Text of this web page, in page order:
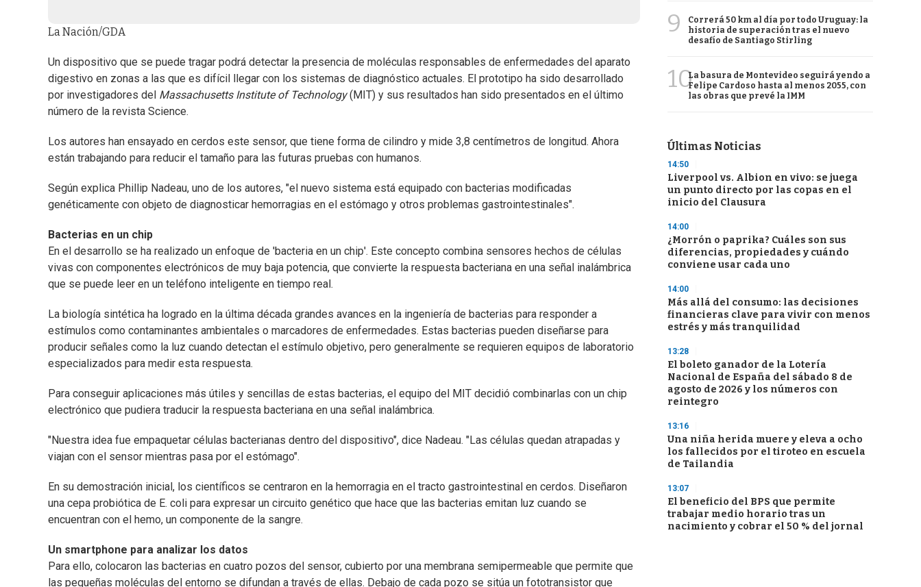
La Nación/GDA
Un dispositivo que se puede tragar podrá detectar la presencia de moléculas responsables de enfermedades del aparato
digestivo en zonas a las que es difícil llegar con los sistemas de diagnóstico actuales. El prototipo ha sido desarrollado
por investigadores del Massachusetts Institute of Technology(MIT) y sus resultados han sido presentados en el último
número de la revista Science.
Los autores han ensayado en cerdos este sensor, que tiene forma de cilindro y mide 3,8 centímetros de longitud. Ahora
están trabajando para reducir el tamaño para las futuras pruebas con humanos.
Según explica Phillip Nadeau, uno de los autores, "el nuevo sistema está equipado con bacterias modificadas
genéticamente con objeto de diagnosticar hemorragias en el estómago y otros problemas gastrointestinales".
Bacterias en un chip
En el desarrollo se ha realizado un enfoque de 'bacteria en un chip'. Este concepto combina sensores hechos de células
vivas con componentes electrónicos de muy baja potencia, que convierte la respuesta bacteriana en una señal inalámbrica
que se puede leer en un teléfono inteligente en tiempo real.
La biología sintética ha logrado en la última década grandes avances en la ingeniería de bacterias para responder a
estímulos como contaminantes ambientales o marcadores de enfermedades. Estas bacterias pueden diseñarse para
producir señales como la luz cuando detectan el estímulo objetivo, pero generalmente se requieren equipos de laboratorio
especializados para medir esta respuesta.
Para conseguir aplicaciones más útiles y sencillas de estas bacterias, el equipo del MIT decidió combinarlas con un chip
electrónico que pudiera traducir la respuesta bacteriana en una señal inalámbrica.
"Nuestra idea fue empaquetar células bacterianas dentro del dispositivo", dice Nadeau. "Las células quedan atrapadas y
viajan con el sensor mientras pasa por el estómago".
En su demostración inicial, los científicos se centraron en la hemorragia en el tracto gastrointestinal en cerdos. Diseñaron
una cepa probiótica de E. coli para expresar un circuito genético que hace que las bacterias emitan luz cuando se
encuentran con el hemo, un componente de la sangre.
Un smartphone para analizar los datos
Para ello, colocaron las bacterias en cuatro pozos del sensor, cubierto por una membrana semipermeable que permite que
las pequeñas moléculas del entorno se difundan a través de ellas. Debajo de cada pozo se sitúa un fototransistor que
9
Correrá 50 km al día por todo Uruguay: la
historia de superación tras el nuevo
desafío de Santiago Stirling
10La basura de Montevideo seguirá yendo a
Felipe Cardoso hasta al menos 2055, con
las obras que prevé la IMM
Últimas Noticias
14:50
Liverpool vs. Albion en vivo: se juega
un punto directo por las copas en el
inicio del Clausura
14:00
¿Morrón o paprika? Cuáles son sus
diferencias, propiedades y cuándo
conviene usar cada uno
14:00
Más allá del consumo: las decisiones
financieras clave para vivir con menos
estrés y más tranquilidad
13:28
El boleto ganador de la Lotería
Nacional de España del sábado 8 de
agosto de 2026 y los números con
reintegro
13:16
Una niña herida muere y eleva a ocho
los fallecidos por el tiroteo en escuela
de Tailandia
13:07
El beneficio del BPS que permite
trabajar medio horario tras un
nacimiento y cobrar el 50 % del jornal